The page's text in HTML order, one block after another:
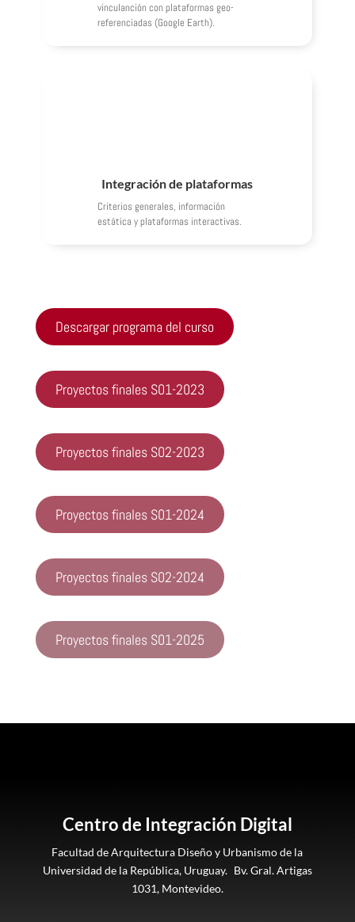
vinculanción con plataformas geo-
referenciadas (Google Earth).
Integración de plataformas
Criterios generales, información
estática y plataformas interactivas.
Descargar programa del curso
Proyectos finales S01-2023
Proyectos finales S02-2023
Proyectos finales S01-2024
Proyectos finales S02-2024
Proyectos finales S01-2025
Centro de Integración Digital
Facultad de Arquitectura Diseño y Urbanismo de la
Universidad de la República, Uruguay. Bv. Gral. Artigas
1031, Montevideo.